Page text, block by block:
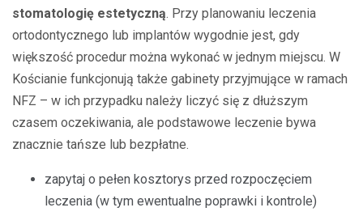
stomatologię estetyczną. Przy planowaniu leczenia
ortodontycznego lub implantów wygodnie jest, gdy
większość procedur można wykonać w jednym miejscu. W
Kościanie funkcjonują także gabinety przyjmujące w ramach
NFZ – w ich przypadku należy liczyć się z dłuższym
czasem oczekiwania, ale podstawowe leczenie bywa
znacznie tańsze lub bezpłatne.
zapytaj o pełen kosztorys przed rozpoczęciem
leczenia (w tym ewentualne poprawki i kontrole)